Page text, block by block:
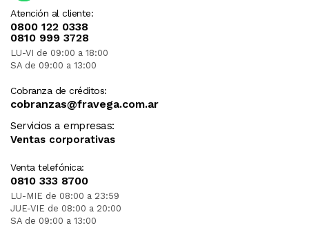
Atención al cliente:
0800 122 0338
0810 999 3728
LU-VI de 09:00 a 18:00
SA de 09:00 a 13:00
Cobranza de créditos:
cobranzas@fravega.com.ar
Servicios a empresas:
Ventas corporativas
Venta telefónica:
0810 333 8700
LU-MIE de 08:00 a 23:59
JUE-VIE de 08:00 a 20:00
SA de 09:00 a 13:00